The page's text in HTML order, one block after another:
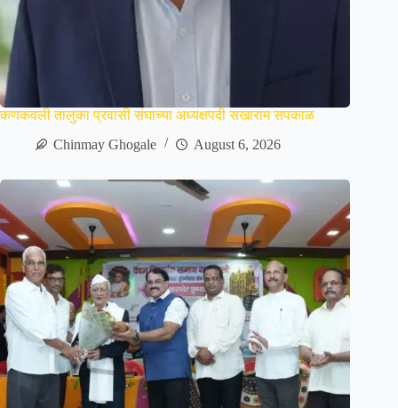
कणकवली तालुका प्रवासी संघाच्या अध्यक्षपदी सखाराम सपकाळ
Chinmay Ghogale
August 6, 2026